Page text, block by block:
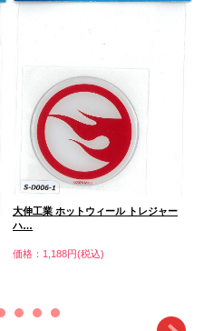
大伸工業 ホットウィール トレジャー
ハ…
価格：1,188円(税込)